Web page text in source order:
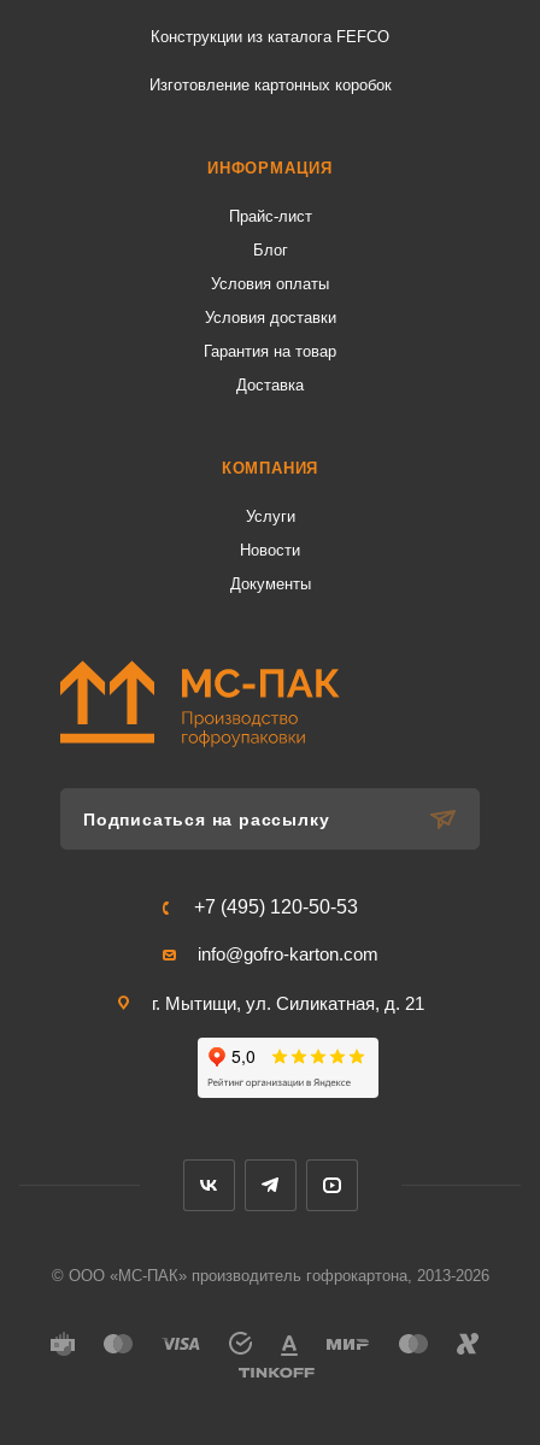
Конструкции из каталога FEFCO
Изготовление картонных коробок
ИНФОРМАЦИЯ
Прайс-лист
Блог
Условия оплаты
Условия доставки
Гарантия на товар
Доставка
КОМПАНИЯ
Услуги
Новости
Документы
Подписаться на рассылку
+7 (495) 120-50-53
info@gofro-karton.com
г. Мытищи, ул. Силикатная, д. 21
© ООО «МС-ПАК» производитель гофрокартона, 2013-2026